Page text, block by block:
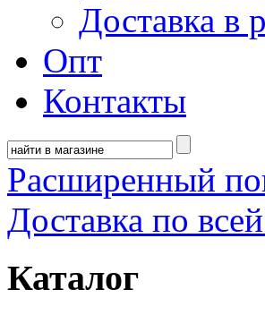
Доставка в
Опт
Контакты
Расширенный
Доставка по
Каталог